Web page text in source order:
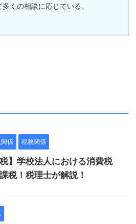
くの相談に応じている。
係 税務関係
税】学校法人における消費税
税！税理士が解説！